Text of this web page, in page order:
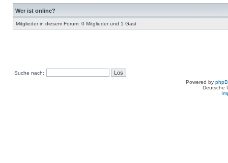
Wer ist online?
Mitglieder in diesem Forum: 0 Mitglieder und 1 Gast
Suche nach:
Powered by
Deutsche